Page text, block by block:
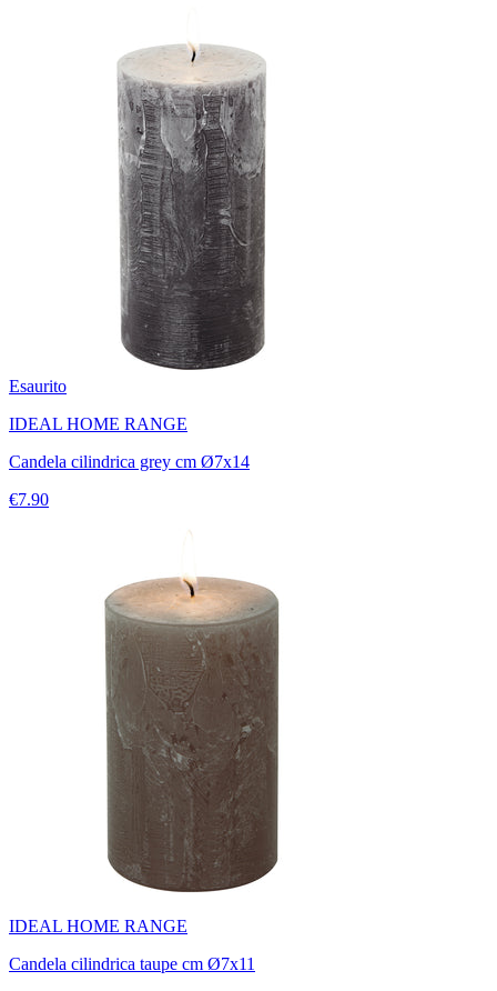
Esaurito
IDEAL HOME RANGE
Candela cilindrica grey cm Ø7x14
€7.90
IDEAL HOME RANGE
Candela cilindrica taupe cm Ø7x11